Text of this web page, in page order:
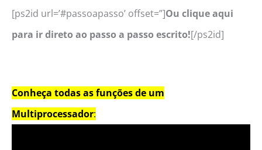
[ps2id url=’#passoapasso’ offset=”]Ou clique aqui
para ir direto ao passo a passo escrito![/ps2id]
Conheça todas as funções de um
Multiprocessador: